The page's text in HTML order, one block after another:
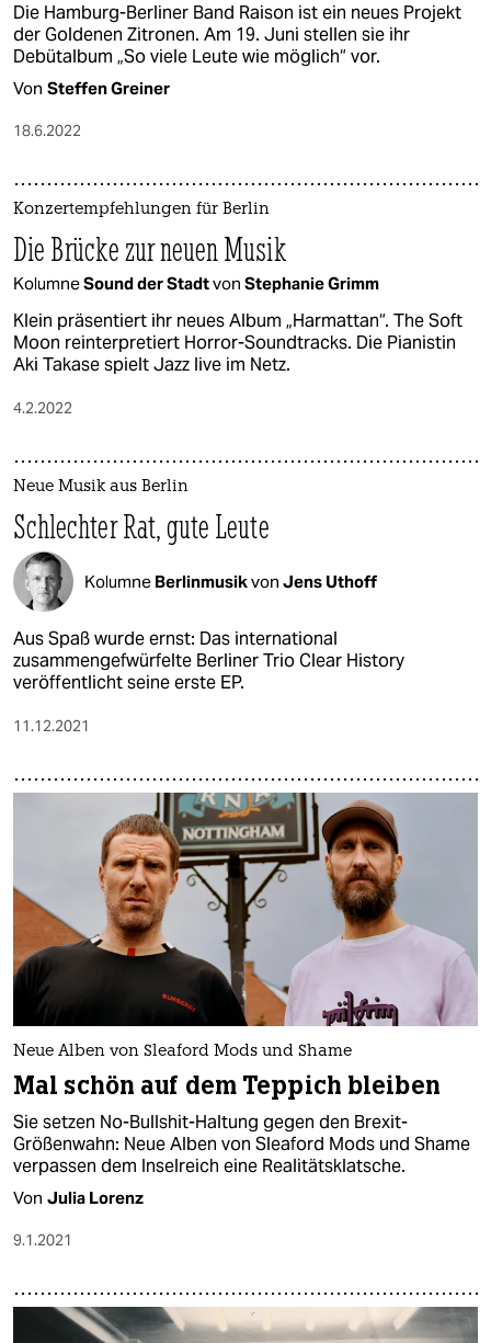
Die Hamburg-Berliner Band Raison ist ein neues Projekt
der Goldenen Zitronen. Am 19. Juni stellen sie ihr
Debütalbum „So viele Leute wie möglich“ vor.
Von Steffen Greiner
18.6.2022
Konzertempfehlungen für Berlin
Die Brücke zur neuen Musik
KolumneSound der Stadtvon Stephanie Grimm
Klein präsentiert ihr neues Album „Harmattan“. The Soft
Moon reinterpretiert Horror-Soundtracks. Die Pianistin
Aki Takase spielt Jazz live im Netz.
4.2.2022
Neue Musik aus Berlin
Schlechter Rat, gute Leute
Kolumne Berlinmusikvon Jens Uthoff
Aus Spaß wurde ernst: Das international
zusammengefwürfelte Berliner Trio Clear History
veröffentlicht seine erste EP.
11.12.2021
Neue Alben von Sleaford Mods und Shame
Mal schön auf dem Teppich bleiben
Sie setzen No-Bullshit-Haltung gegen den Brexit-
Größenwahn: Neue Alben von Sleaford Mods und Shame
verpassen dem Inselreich eine Realitätsklatsche.
Von Julia Lorenz
9.1.2021